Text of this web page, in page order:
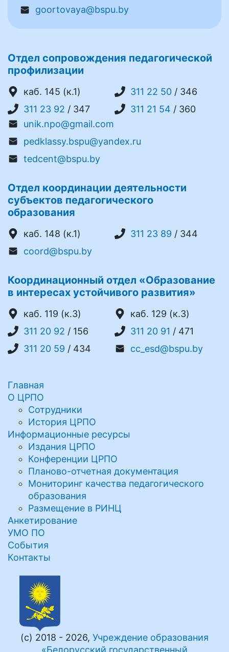
goortovaya@bspu.by
Отдел сопровождения педагогической
профилизации
каб. 145 (к.1) 311 22 50 / 346
311 23 92 / 347 311 21 54 / 360
unik.npo@gmail.com
pedklassy.bspu@yandex.ru
tedcent@bspu.by
Отдел координации деятельности
субъектов педагогического
образования
каб. 148 (к.1) 311 23 89 / 344
coord@bspu.by
Координационный отдел «Образование
в интересах устойчивого развития»
каб. 119 (к.3)
каб. 129 (к.3)
311 20 92 / 156 311 20 91 / 471
311 20 59 / 434 cc_esd@bspu.by
Главная
О ЦРПО
Сотрудники
История ЦРПО
Информационные ресурсы
Издания ЦРПО
Конференции ЦРПО
Планово-отчетная документация
Мониторинг качества педагогического
образования
Размещение в РИНЦ
Анкетирование
УМО ПО
События
Контакты
(с) 2018 - 2026, Учреждение образования
«Белорусский государственный